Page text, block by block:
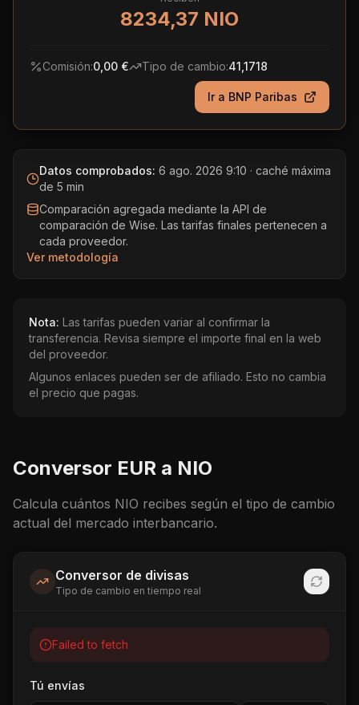
8234,37 NIO
Comisión:0,00 € Tipo de cambio:41,1718
Ir a BNP Paribas
Datos comprobados: 6 ago. 2026 9:10 · caché máxima
de 5 min
Comparación agregada mediante la API de
comparación de Wise. Las tarifas finales pertenecen a
cada proveedor.
Ver metodología
Nota: Las tarifas pueden variar al confirmar la
transferencia. Revisa siempre el importe final en la web
del proveedor.
Algunos enlaces pueden ser de afiliado. Esto no cambia
el precio que pagas.
Conversor EUR a NIO
Calcula cuántos NIO recibes según el tipo de cambio
actual del mercado interbancario.
Conversor de divisas
Tipo de cambio en tiempo real
Failed to fetch
Tú envías